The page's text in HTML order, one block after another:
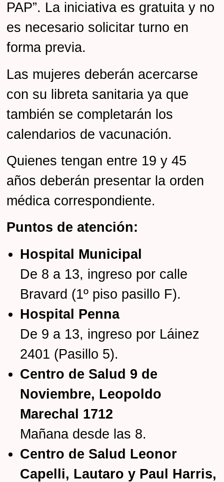
PAP”. La iniciativa es gratuita y no
es necesario solicitar turno en
forma previa.
Las mujeres deberán acercarse
con su libreta sanitaria ya que
también se completarán los
calendarios de vacunación.
Quienes tengan entre 19 y 45
años deberán presentar la orden
médica correspondiente.
Puntos de atención:
Hospital Municipal
De 8 a 13, ingreso por calle
Bravard (1º piso pasillo F).
Hospital Penna
De 9 a 13, ingreso por Láinez
2401 (Pasillo 5).
Centro de Salud 9 de
Noviembre, Leopoldo
Marechal 1712
Mañana desde las 8.
Centro de Salud Leonor
Capelli, Lautaro y Paul Harris,